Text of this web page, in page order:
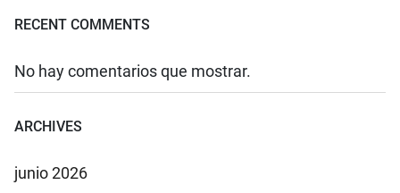
RECENT COMMENTS
No hay comentarios que mostrar.
ARCHIVES
junio 2026